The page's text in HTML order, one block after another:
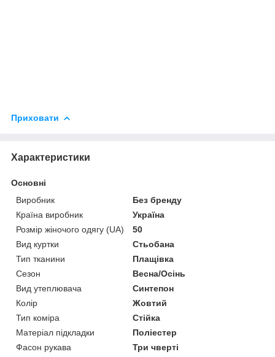
Приховати
Характеристики
Основні
Виробник
Без бренду
Країна виробник
Україна
Розмір жіночого одягу (UA)
50
Вид куртки
Стьобана
Тип тканини
Плащівка
Сезон
Весна/Осінь
Вид утеплювача
Синтепон
Колір
Жовтий
Тип коміра
Стійка
Матеріал підкладки
Поліестер
Фасон рукава
Три чверті